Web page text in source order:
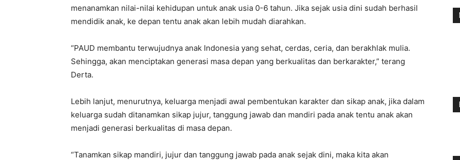
menanamkan nilai-nilai kehidupan untuk anak usia 0-6 tahun. Jika sejak usia dini sudah berhasil
mendidik anak, ke depan tentu anak akan lebih mudah diarahkan.
“PAUD membantu terwujudnya anak Indonesia yang sehat, cerdas, ceria, dan berakhlak mulia.
Sehingga, akan menciptakan generasi masa depan yang berkualitas dan berkarakter,” terang
Derta.
Lebih lanjut, menurutnya, keluarga menjadi awal pembentukan karakter dan sikap anak, jika dalam
keluarga sudah ditanamkan sikap jujur, tanggung jawab dan mandiri pada anak tentu anak akan
menjadi generasi berkualitas di masa depan.
“Tanamkan sikap mandiri, jujur dan tanggung jawab pada anak sejak dini, maka kita akan